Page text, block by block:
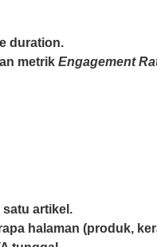
duration.
metrik Engagement
satu artikel.
halaman (produk,